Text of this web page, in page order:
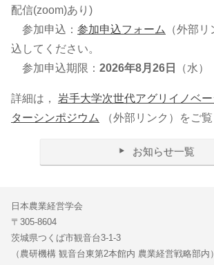
配信(zoom)あり)
参加申込： 参加申込フォーム
（外部
込してください。
参加申込期限： 2026年8月26日 （水）
詳細は， 岩手大学次世代アグリイノベ
ターシンポジウム
（外部リンク）をご覧
お知らせ一覧
日本農業経営学会
〒305-8604
茨城県つくば市観音台3-1-3
（農研機構 観音台東第2本館内 農業経営戦略部内）